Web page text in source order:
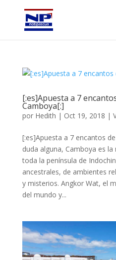
[:es]Apuesta a 7
Camboya[:]
por Hedith | Oct 19, 2018 |
[:es]Apuesta a 7 encantos
duda alguna, Camboya es
toda la península de
ancestrales, de ambientes
y misterios. Angkor Wat, el
del mundo y...